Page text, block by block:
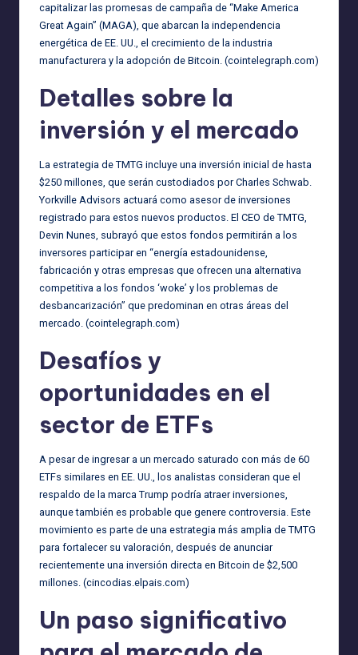
capitalizar las promesas de campaña de “Make America
Great Again” (MAGA), que abarcan la independencia
energética de EE. UU., el crecimiento de la industria
manufacturera y la adopción de Bitcoin. (cointelegraph.com)
Detalles sobre la
inversión y el mercado
La estrategia de TMTG incluye una inversión inicial de hasta
$250 millones, que serán custodiados por Charles Schwab.
Yorkville Advisors actuará como asesor de inversiones
registrado para estos nuevos productos. El CEO de TMTG,
Devin Nunes, subrayó que estos fondos permitirán a los
inversores participar en “energía estadounidense,
fabricación y otras empresas que ofrecen una alternativa
competitiva a los fondos ‘woke’ y los problemas de
desbancarización” que predominan en otras áreas del
mercado. (cointelegraph.com)
Desafíos y
oportunidades en el
sector de ETFs
A pesar de ingresar a un mercado saturado con más de 60
ETFs similares en EE. UU., los analistas consideran que el
respaldo de la marca Trump podría atraer inversiones,
aunque también es probable que genere controversia. Este
movimiento es parte de una estrategia más amplia de TMTG
para fortalecer su valoración, después de anunciar
recientemente una inversión directa en Bitcoin de $2,500
millones. (cincodias.elpais.com)
Un paso significativo